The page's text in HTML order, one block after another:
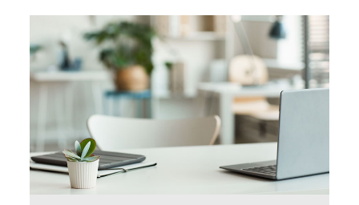
Lüneburg
Mannheim
Marburg